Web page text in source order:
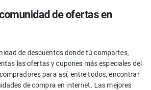
de ofertas en
de descuentos donde tú compartes,
las ofertas y cupones más especiales del
para así, entre todos, encontrar
de compra en internet. Las mejores